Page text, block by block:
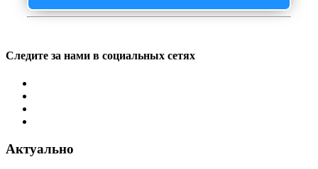
Следите за нами в социальных сетях
Актуально